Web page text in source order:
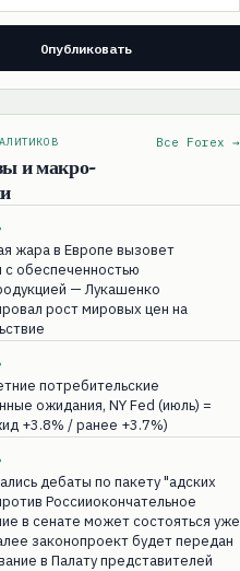
и макро-
Все Forex →
жара в Европе вызовет
обеспеченностью
— Лукашенко
рост мировых цен на
потребительские
ожидания, NY Fed (июль) =
+3.8% / ранее +3.7%)
дебаты по пакету "адских
Россииокончательное
в сенате может состояться уже
законопроект будет передан
в Палату представителей